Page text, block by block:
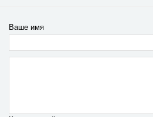
Ваше имя